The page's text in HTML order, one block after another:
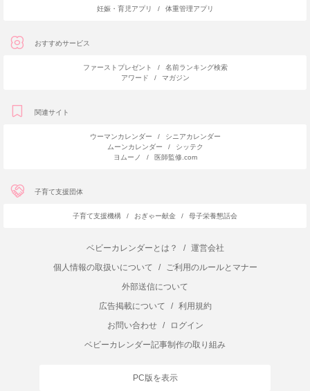
妊娠・育児アプリ / 体重管理アプリ
おすすめサービス
ファーストプレゼント /
名前ランキング検索
アワード
/ マガジン
関連サイト
ウーマンカレンダー /
シニアカレンダー
ムーンカレンダー
/
シッテク
ヨムーノ
/ 医師監修.com
子育て支援団体
子育て支援機構 / おぎゃー献金 / 母子栄養懇話会
ベビーカレンダーとは？ /
運営会社
個人情報の取扱いについて
/
ご利用のルールとマナー
外部送信について
広告掲載について
/
利用規約
お問い合わせ
/
ログイン
ベビーカレンダー記事制作の取り組み
PC版を表示